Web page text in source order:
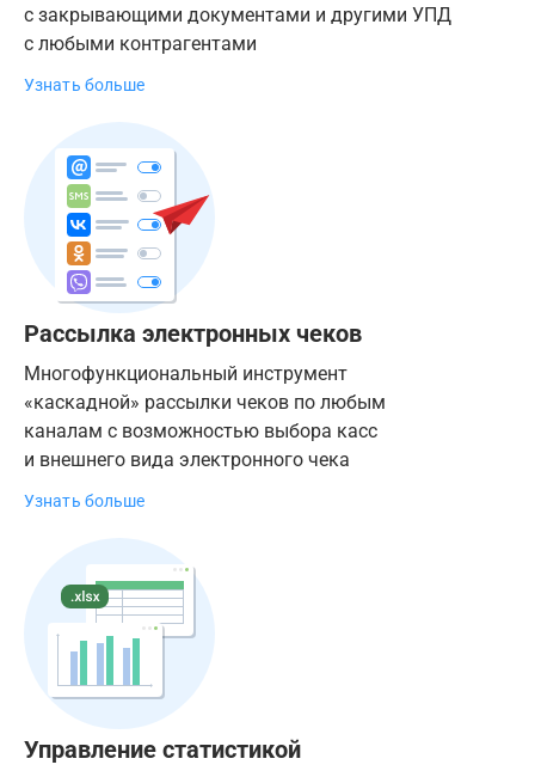
с закрывающими документами и другими УПД
с любыми контрагентами
Узнать больше
Рассылка электронных чеков
Многофункциональный инструмент
«каскадной» рассылки чеков по любым
каналам с возможностью выбора касс
и внешнего вида электронного чека
Узнать больше
Управление статистикой